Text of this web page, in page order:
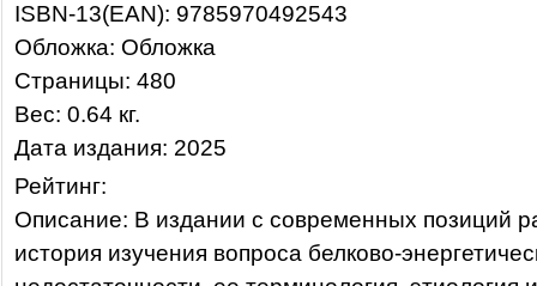
ISBN-13(EAN): 9785970492543
Обложка: Обложка
Страницы: 480
Вес: 0.64 кг.
Дата издания: 2025
Рейтинг:
Описание: В издании с современных позиций
история изучения вопроса белково-